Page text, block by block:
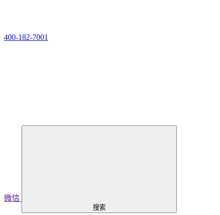
400-182-7001
微信
搜索